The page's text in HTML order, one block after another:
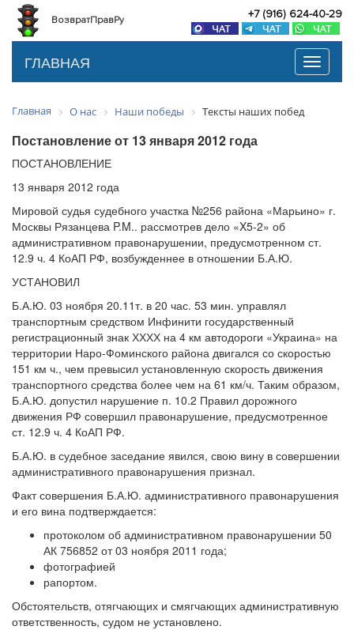
ВозвратПравРу +7 (916) 624-40-29
Toggle
ГЛАВНАЯ
Главная О нас Наши победы Тексты наших побед
Постановление от 13 января 2012 года
ПОСТАНОВЛЕНИЕ
13 января 2012 года
Мировой судья судебного участка №256 района «Марьино» г.
Москвы Рязанцева P.M.. рассмотрев дело «X5-2» об
административном правонарушении, предусмотренном ст.
12.9 ч. 4 КоАП РФ, возбужденнее в отношении Б.А.Ю.
УСТАНОВИЛ
Б.А.Ю. 03 ноября 20.11т. в 20 час. 53 мин. управлял
транспортным средством Инфинити государственный
регистрационный знак ХХХХ на 4 км автодороги «Украина» на
территории Наро-Фоминского района двигался со скоростью
151 км ч., чем превысил установленную скорость движения
транспортного средства более чем на 61 км/ч. Таким образом,
Б.А.Ю. допустил нарушение п. 10.2 Правил дорожного
движения РФ совершил правонарушение, предусмотренное
ст. 12.9 ч. 4 КоАП РФ.
Б.А.Ю. в судебное заседание явился, свою вину в совершении
административного правонарушения признал.
Факт совершения Б.А.Ю. административного правонарушения
и его вина подтверждается:
протоколом об административном правонарушении 50
АК 756852 от 03 ноября 2011 года;
фотографией
рапортом.
Обстоятельств, отягчающих и смягчающих административную
ответственность, судом не установлено.